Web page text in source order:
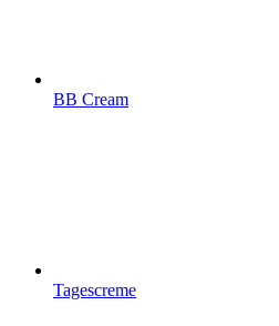
BB Cream
Tagescreme